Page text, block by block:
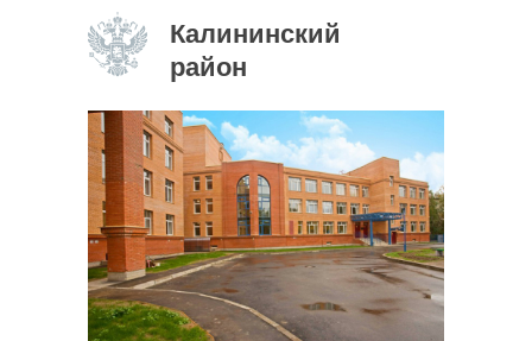
Калининский
район